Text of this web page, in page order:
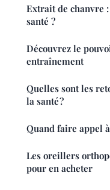
Extrait de chanvre
santé ?
Découvrez le
entraînement
Quelles sont les
la santé ?
Quand faire appel
Les oreillers
pour en acheter